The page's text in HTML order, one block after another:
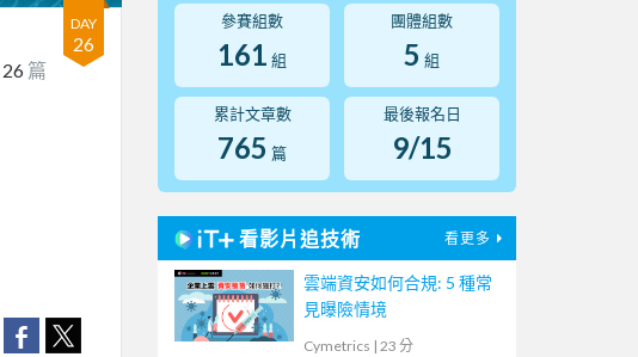
DAY
26
26 篇
參賽組數
161 組
團體組數
5 組
累計文章數
765 篇
最後報名日
9/15
看影片追技術 看更多
雲端資安如何合規: 5 種常
見曝險情境
Cymetrics | 23 分